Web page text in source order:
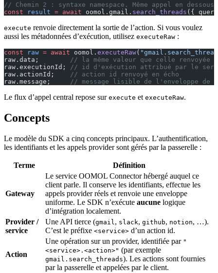
// Chemin 2 : syntaxe namespace. Même appel en dessous.
const result = await oomol.gmail. search_threads ({
execute renvoie directement la sortie de l’action. Si vous voulez
aussi les métadonnées d’exécution, utilisez executeRaw :
const raw = await oomol. executeRaw(
raw.data;
// la même valeur que celle renvoyée
raw.executionId;
// id d'exécution attribué par le
raw.actionId;
// action id renvoyé en écho
raw.message;
// message lisible de l'enveloppe de
Le flux d’appel central repose sur execute et executeRaw.
Concepts
Le modèle du SDK a cinq concepts principaux. L’authentification,
les identifiants et les appels provider sont gérés par la passerelle :
Terme Définition
Gateway
Le service OOMOL Connector hébergé auquel ce
client parle. Il conserve les identifiants, effectue les
appels provider réels et renvoie une enveloppe
uniforme. Le SDK n’exécute aucune logique
d’intégration localement.
Provider /
service
Une API tierce (gmail , slack, github, notion, …).
C’est le préfixe <service> d’un action id.
Action
Une opération sur un provider, identifiée par "
<service>.<action>" (par exemple
gmail.search_threads). Les actions sont fournies
par la passerelle et appelées par le client.